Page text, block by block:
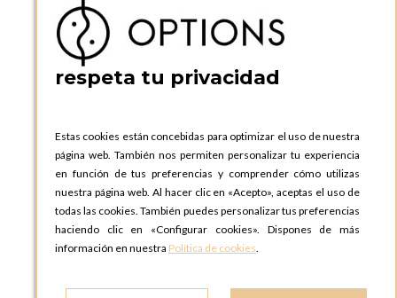
08130 Santa Perpetua de Moguda, Barcelona
ESPAñA
Teléfono:
+34 935 724 041
OPTIONS BARCELONA SHOWROOM
ESPAñA
Teléfono:+34 935 724 041
OPTIONS MADRID
C. Lucio Emilio Cándido, 6,
28803 Alcalá de Henares, Madrid
ESPAñA
respeta tu privacidad
Estas cookies están concebidas para optimizar el uso de nuestra
página web. También nos permiten personalizar tu experiencia
en función de tus preferencias y comprender cómo utilizas
nuestra página web. Al hacer clic en «Acepto», aceptas el uso de
todas las cookies. También puedes personalizar tus preferencias
haciendo clic en «Configurar cookies». Dispones de más
información en nuestra Política de cookies.